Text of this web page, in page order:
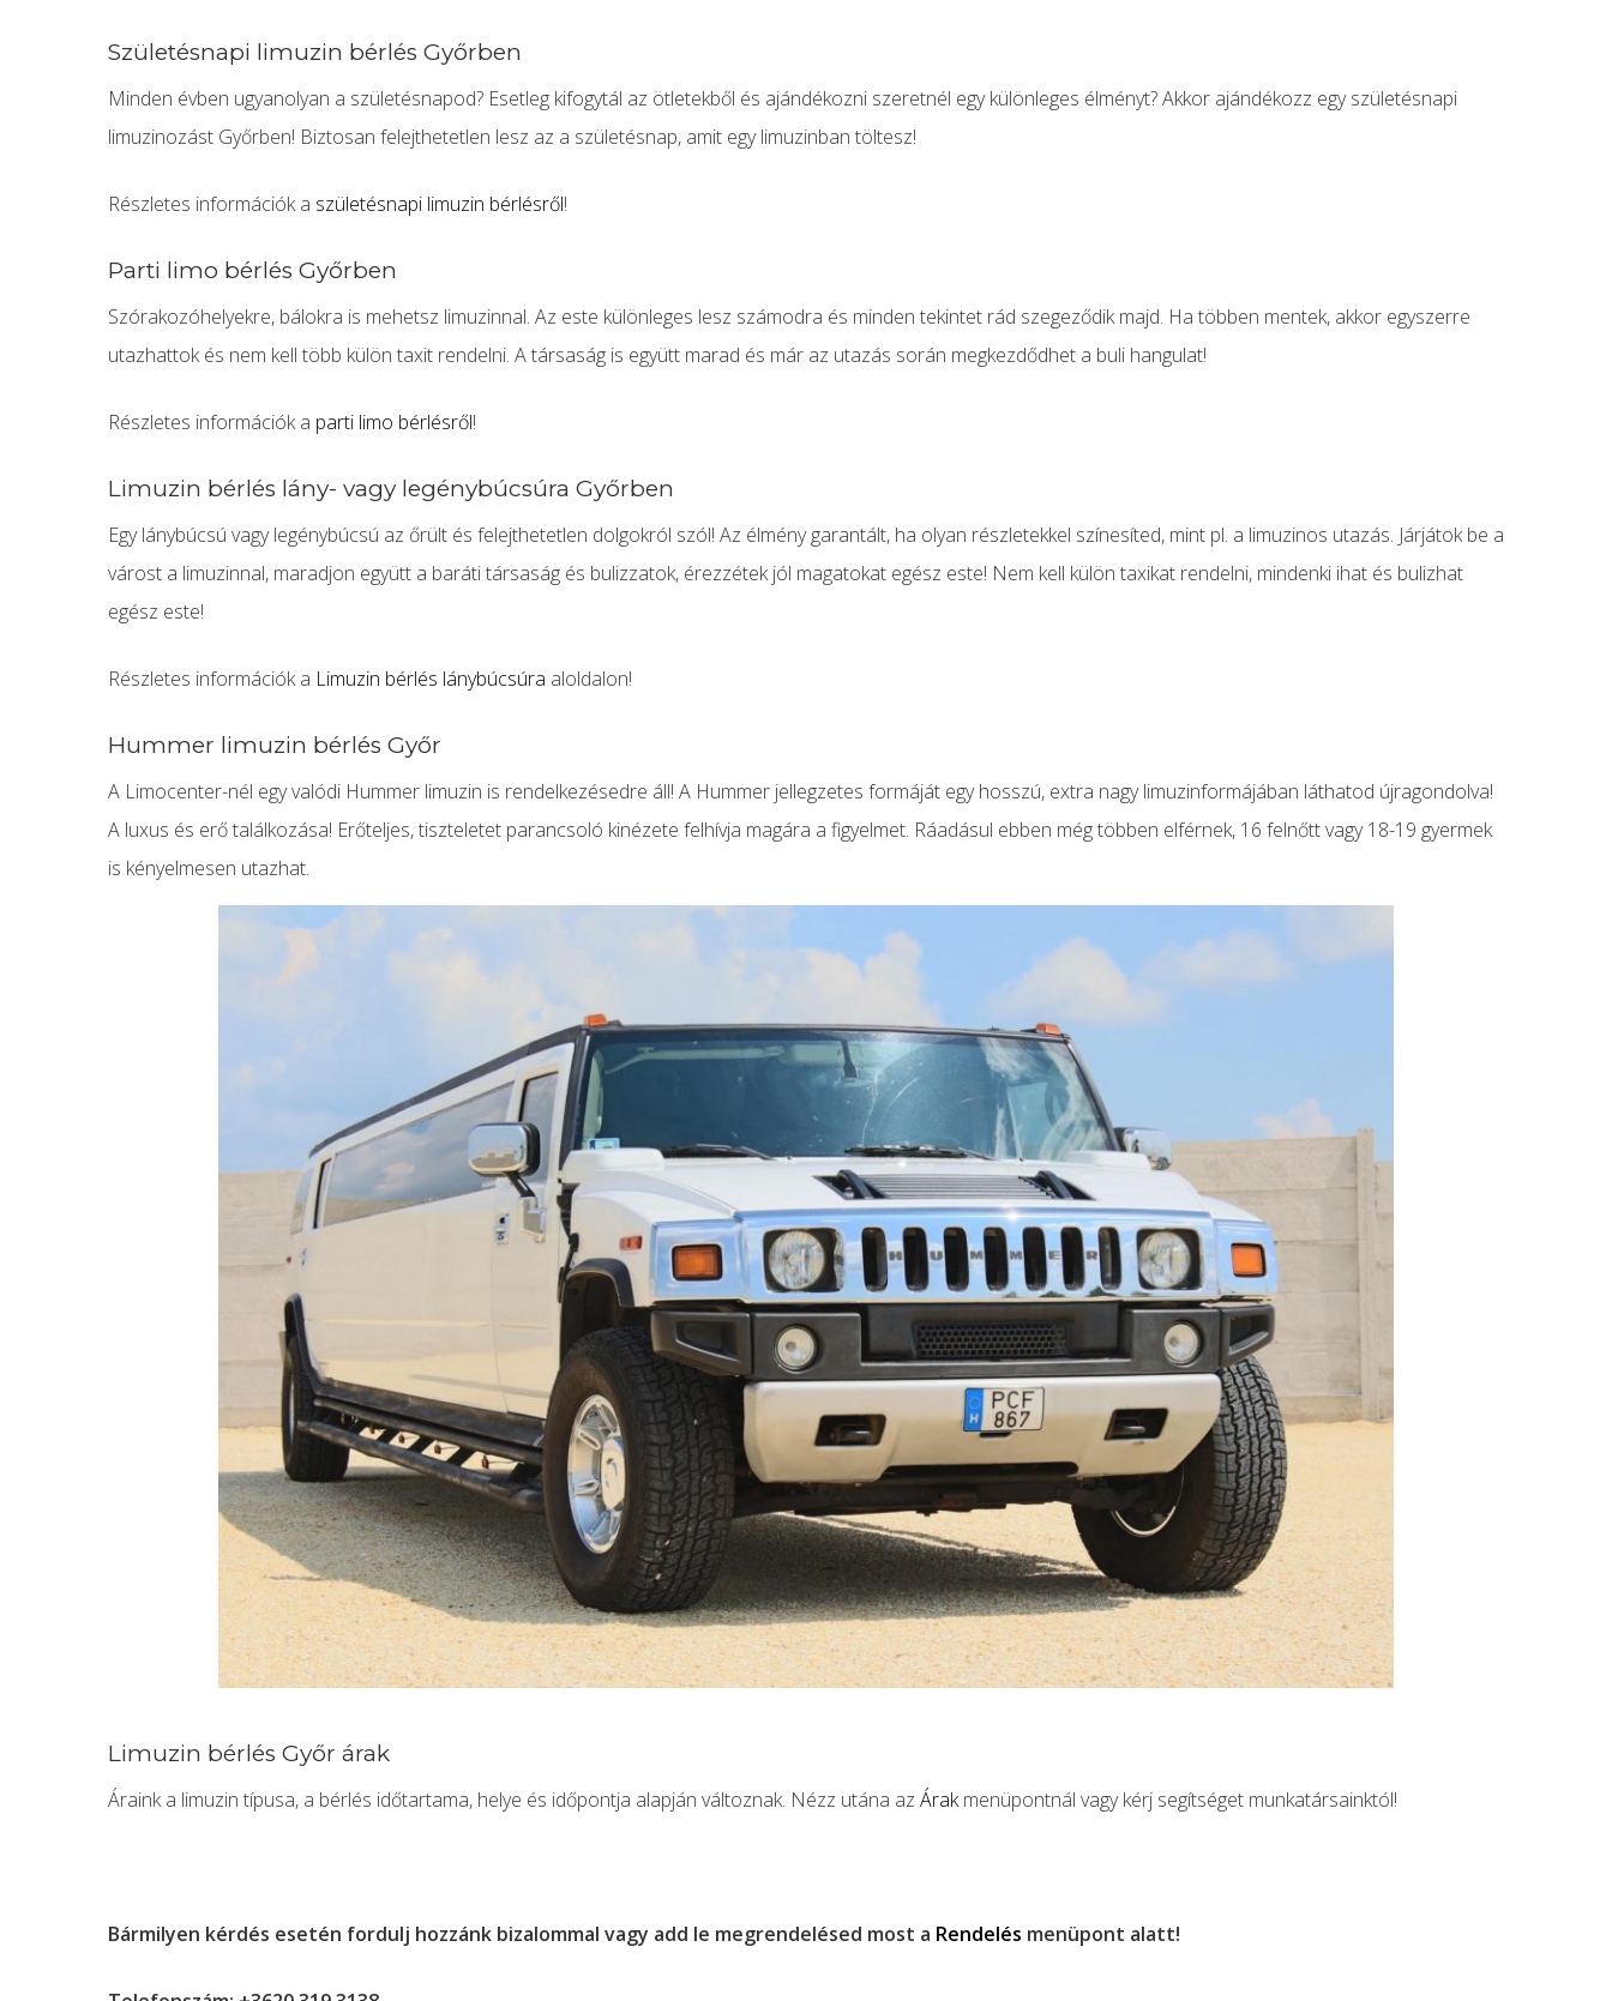
Születésnapi limuzin bérlés Győrben
Minden évben ugyanolyan a születésnapod? Esetleg kifogytál az ötletekből és ajándékozni szeretnél egy különleges élményt? Akkor ajándékozz egy születésnapi
limuzinozást Győrben! Biztosan felejthetetlen lesz az a születésnap, amit egy limuzinban töltesz!
Részletes információk a születésnapi limuzin bérlésről!
Parti limo bérlés Győrben
Szórakozóhelyekre, bálokra is mehetsz limuzinnal. Az este különleges lesz számodra és minden tekintet rád szegeződik majd. Ha többen mentek, akkor egyszerre
utazhattok és nem kell több külön taxit rendelni. A társaság is együtt marad és már az utazás során megkezdődhet a buli hangulat!
Részletes információk a parti limo bérlésről!
Limuzin bérlés lány- vagy legénybúcsúra Győrben
Egy lánybúcsú vagy legénybúcsú az őrült és felejthetetlen dolgokról szól! Az élmény garantált, ha olyan részletekkel színesíted, mint pl. a limuzinos utazás. Járjátok be a
várost a limuzinnal, maradjon együtt a baráti társaság és bulizzatok, érezzétek jól magatokat egész este! Nem kell külön taxikat rendelni, mindenki ihat és bulizhat
egész este!
Részletes információk a Limuzin bérlés lánybúcsúra aloldalon!
Hummer limuzin bérlés Győr
A Limocenter-nél egy valódi Hummer limuzin is rendelkezésedre áll! A Hummer jellegzetes formáját egy hosszú, extra nagy limuzinformájában láthatod újragondolva!
A luxus és erő találkozása! Erőteljes, tiszteletet parancsoló kinézete felhívja magára a figyelmet. Ráadásul ebben még többen elférnek, 16 felnőtt vagy 18-19 gyermek
is kényelmesen utazhat.
Limuzin bérlés Győr árak
Áraink a limuzin típusa, a bérlés időtartama, helye és időpontja alapján változnak. Nézz utána az Árakmenüpontnál vagy kérj segítséget munkatársainktól!
Bármilyen kérdés esetén fordulj hozzánk bizalommal vagy add le megrendelésed most a Rendelés menüpont alatt!